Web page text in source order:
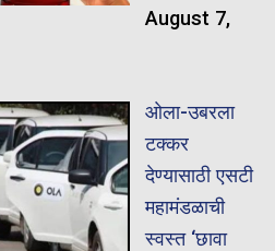
August 7,
ओला-उबरला
टक्कर
देण्यासाठी एसटी
महामंडळाची
स्वस्त ‘छावा